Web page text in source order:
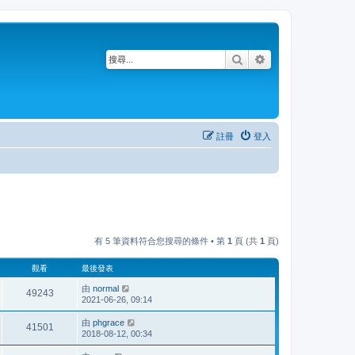
搜尋
登入
註冊
有 5 筆資料符合您搜尋的條件 • 第 1 頁 (共 1 頁)
觀看 最後發表
49243 由 normal
2021-06-26, 09:14
41501 由 phgrace
2018-08-12, 00:34